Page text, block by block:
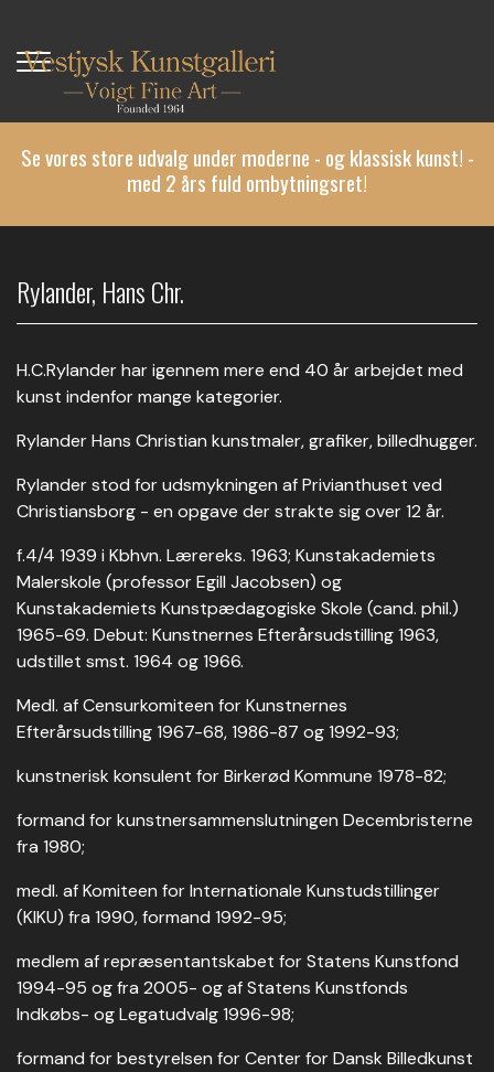
hovedindhold
Se vores store udvalg under moderne - og klassisk kunst! -
med 2 års fuld ombytningsret!
Rylander, Hans Chr.
H.C.Rylander har igennem mere end 40 år arbejdet med
kunst indenfor mange kategorier.
Rylander Hans Christian kunstmaler, grafiker, billedhugger.
Rylander stod for udsmykningen af Privianthuset ved
Christiansborg - en opgave der strakte sig over 12 år.
f.4/4 1939 i Kbhvn. Lærereks. 1963; Kunstakademiets
Malerskole (professor Egill Jacobsen) og
Kunstakademiets Kunstpædagogiske Skole (cand. phil.)
1965-69. Debut: Kunstnernes Efterårsudstilling 1963,
udstillet smst. 1964 og 1966.
Medl. af Censurkomiteen for Kunstnernes
Efterårsudstilling 1967-68, 1986-87 og 1992-93;
kunstnerisk konsulent for Birkerød Kommune 1978-82;
formand for kunstnersammenslutningen Decembristerne
fra 1980;
medl. af Komiteen for Internationale Kunstudstillinger
(KIKU) fra 1990, formand 1992-95;
medlem af repræsentantskabet for Statens Kunstfond
1994-95 og fra 2005- og af Statens Kunstfonds
Indkøbs- og Legatudvalg 1996-98;
formand for bestyrelsen for Center for Dansk Billedkunst